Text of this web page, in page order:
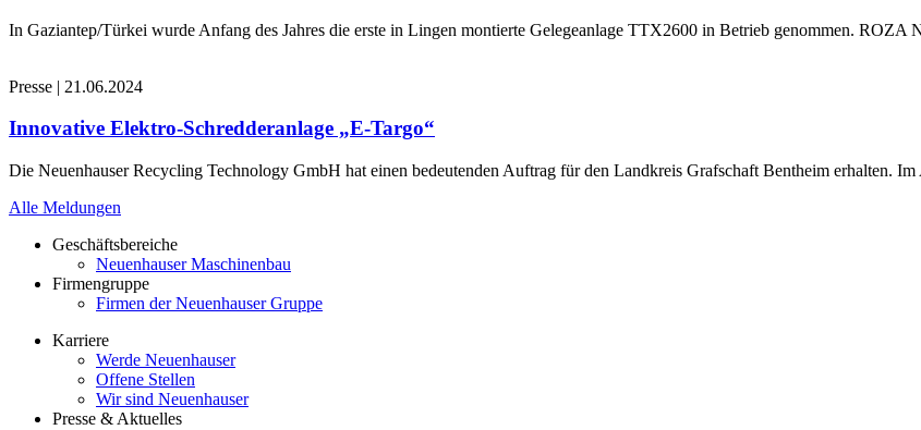
In Gaziantep/Türkei wurde Anfang des Jahres die erste in Lingen montierte Gelegeanlage TTX2600 in Betrieb genommen. ROZA
Presse | 21.06.2024
Innovative Elektro-Schredderanlage „E-Targo“
Die Neuenhauser Recycling Technology GmbH hat einen bedeutenden Auftrag für den Landkreis Grafschaft Bentheim erhalten. Im
Alle Meldungen
Geschäftsbereiche
Neuenhauser Maschinenbau
Firmengruppe
Firmen der Neuenhauser Gruppe
Karriere
Werde Neuenhauser
Offene Stellen
Wir sind Neuenhauser
Presse & Aktuelles